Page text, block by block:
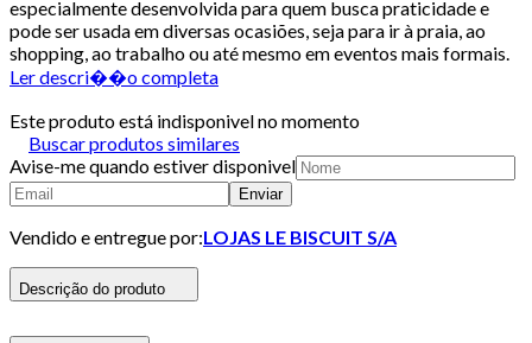
especialmente desenvolvida para quem busca praticidade e
pode ser usada em diversas ocasiões, seja para ir à praia, ao
shopping, ao trabalho ou até mesmo em eventos mais formais.
Ler descri��o completa
Este produto está indisponivel no momento
Buscar produtos similares
Avise-me quando estiver disponivel
Enviar
Vendido e entregue por:LOJAS LE BISCUIT S/A
Descrição do produto